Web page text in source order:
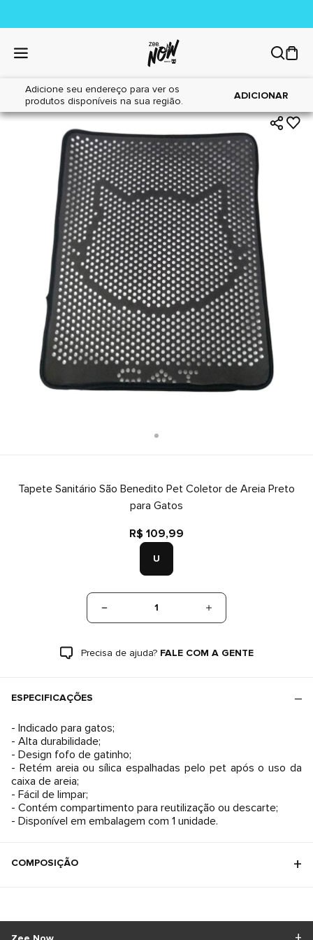
Adicione seu endereço para ver os
produtos disponíveis na sua região.
ADICIONAR
Home|Gatos|Areia Sanitária
Tapete Sanitário São Benedito Pet Coletor de Areia Preto
para Gatos
R$ 109,99
U
1
Precisa de ajuda? FALE COM A GENTE
ESPECIFICAÇÕES
- Indicado para gatos;
- Alta durabilidade;
- Design fofo de gatinho;
- Retém areia ou sílica espalhadas pelo pet após o uso da
caixa de areia;
- Fácil de limpar;
- Contém compartimento para reutilização ou descarte;
- Disponível em embalagem com 1 unidade.
COMPOSIÇÃO